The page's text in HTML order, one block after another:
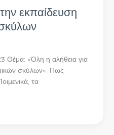
εκπαίδευση
Θέμα: «Όλη η αλήθεια για
σκύλων». Πως
τα